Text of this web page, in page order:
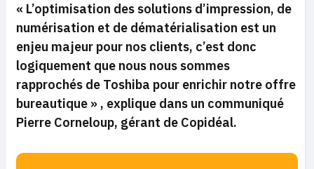
« L’optimisation des solutions d’impression, de
numérisation et de dématérialisation est un
enjeu majeur pour nos clients, c’est donc
logiquement que nous nous sommes
rapprochés de Toshiba pour enrichir notre offre
bureautique » , explique dans un communiqué
Pierre Corneloup, gérant de Copidéal.